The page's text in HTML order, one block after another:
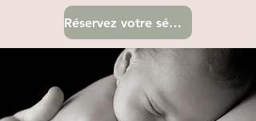
Réservez votre séance